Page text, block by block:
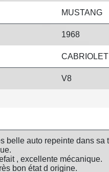
MUSTANG
1968
CABRIOLET
V8
belle auto repeinte dans sa
, excellente mécanique.
bon état d origine.